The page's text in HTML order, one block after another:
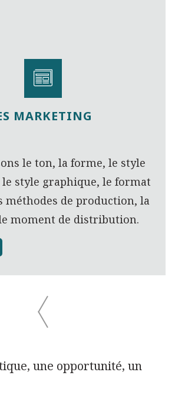
MARKETING
le ton, la forme, le style
style graphique, le format
méthodes de production, la
moment de distribution.
une opportunité, un